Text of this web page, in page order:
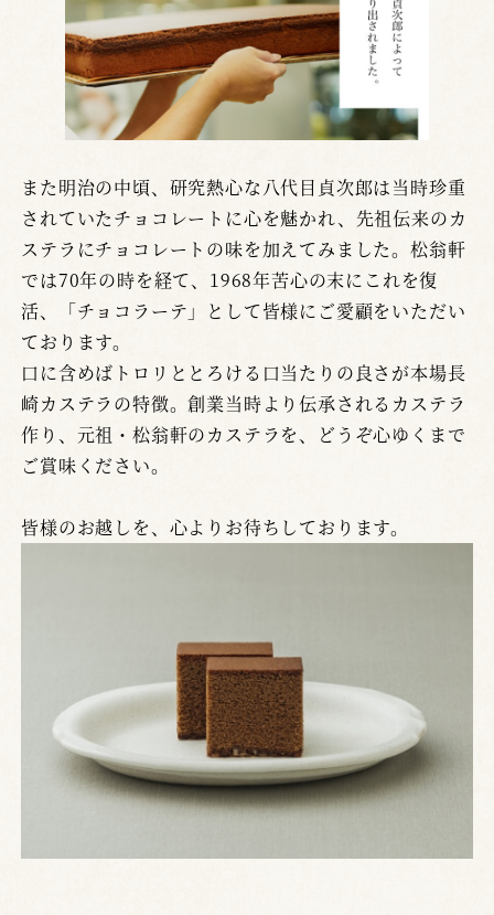
また明治の中頃、研究熱心な八代目貞次郎は当時珍重
されていたチョコレートに心を魅かれ、先祖伝来のカ
ステラにチョコレートの味を加えてみました。松翁軒
では70年の時を経て、1968年苦心の末にこれを復
活、「チョコラーテ」として皆様にご愛顧をいただい
ております。
口に含めばトロリととろける口当たりの良さが本場長
崎カステラの特徴。創業当時より伝承されるカステラ
作り、元祖・松翁軒のカステラを、どうぞ心ゆくまで
ご賞味ください。
皆様のお越しを、心よりお待ちしております。